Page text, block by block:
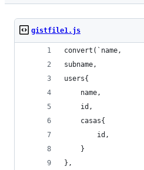
gistfile1.js
convert(`name,
subname,
users{
    name,
    id,
    casas{
        id,
    }
},